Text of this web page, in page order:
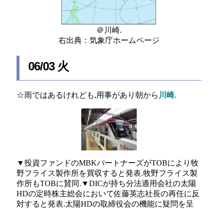
＠川崎.
右出典：気象庁ホームページ
06/03 火
☆雨ではあるけれども,用事があり朝から 川崎.
▼投資ファンドのMBKパートナーズがTOBにより牧
野フライス製作所を買収すると発表.牧野フライス製
作所もTOBに賛同.▼DICが持ち分法適用会社の太陽
HDの定時株主総会において佐藤英志社長の再任に反
対すると発表.太陽HDの取締役会の機能に疑問を呈